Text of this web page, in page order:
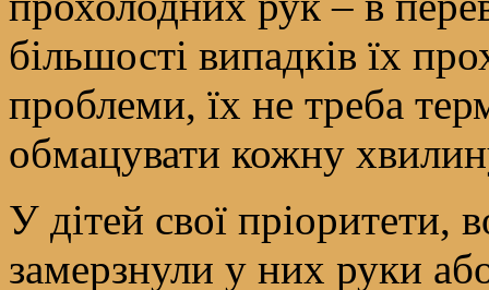
більшості випадків їх
проблеми, їх не треба
обмацувати кожну
У дітей свої пріоритети,
замерзнули у них руки